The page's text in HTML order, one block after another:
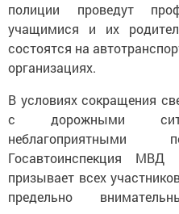
полиции проведут
учащимися и их
состоятся на
организациях.
В условиях сокращения
с дорожными
неблагоприятными
Госавтоинспекция МВД
призывает всех
предельно